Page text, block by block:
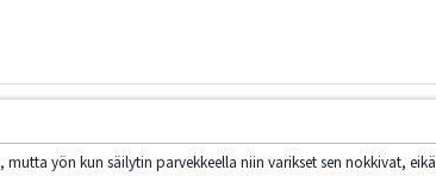
mutta yön kun säilytin parvekkeella niin varikset sen nokkivat,